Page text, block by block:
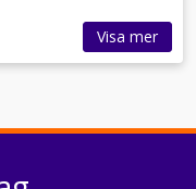
Visa mer